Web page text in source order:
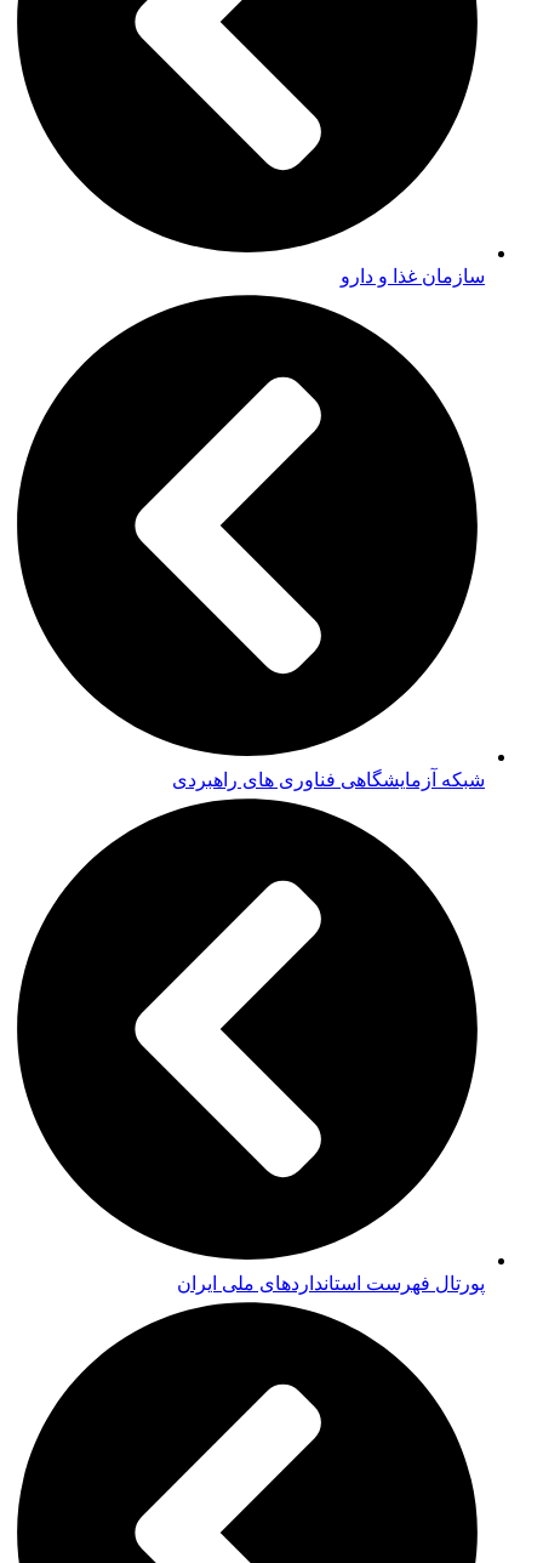
سازمان غذا و دارو
شبکه آزمایشگاهی فناوری های راهبردی
پورتال فهرست استانداردهای ملی ایران